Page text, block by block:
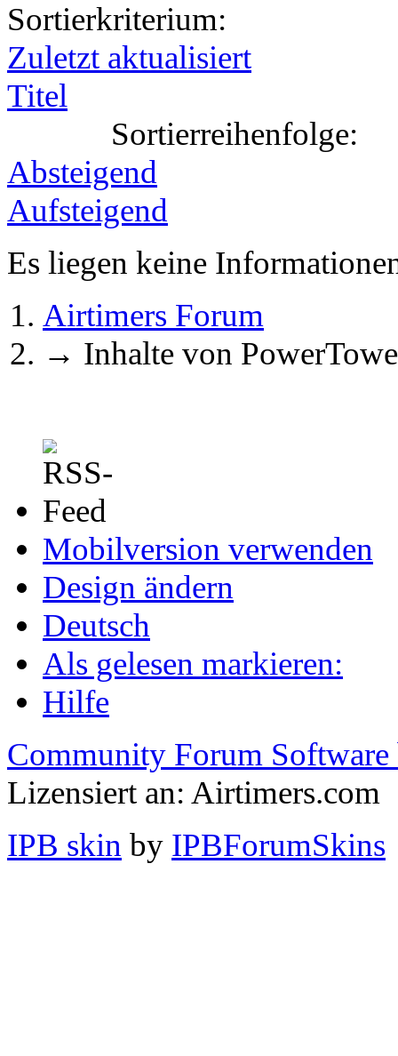
Sortierkriterium:
Zuletzt aktualisiert
Titel
Sortierreihenfolge:
Absteigend
Aufsteigend
Es liegen keine
Airtimers Forum
→ Inhalte von
Mobilversion verwenden
Design ändern
Deutsch
Als gelesen markieren:
Hilfe
Community Forum Software
Lizensiert an: Airtimers.com
IPB skin by IPBForumSkins